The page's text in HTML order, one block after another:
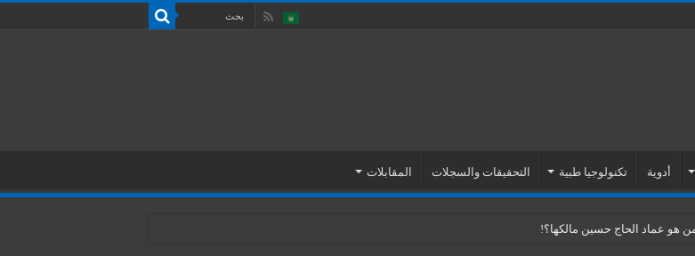
أدوية تكنولوجيا طبية التحقيقات والسجلات المقابلات
هو عماد الحاج حسين مالكها؟!